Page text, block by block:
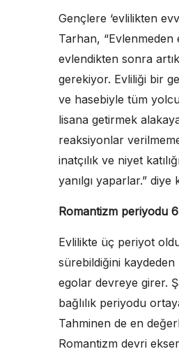
Gençlere ‘evlilikten
Tarhan, “Evlenmeden
evlendikten sonra
gerekiyor. Evliliği bir
ve hasebiyle tüm
lisana getirmek
reaksiyonlar
inatçılık ve niyet
yanılgı yaparlar.” diye
Romantizm periyodu
Evlilikte üç periyot
sürebildiğini kaydeden
egolar devreye girer.
bağlılık periyodu
Tahminen de en
Romantizm devri